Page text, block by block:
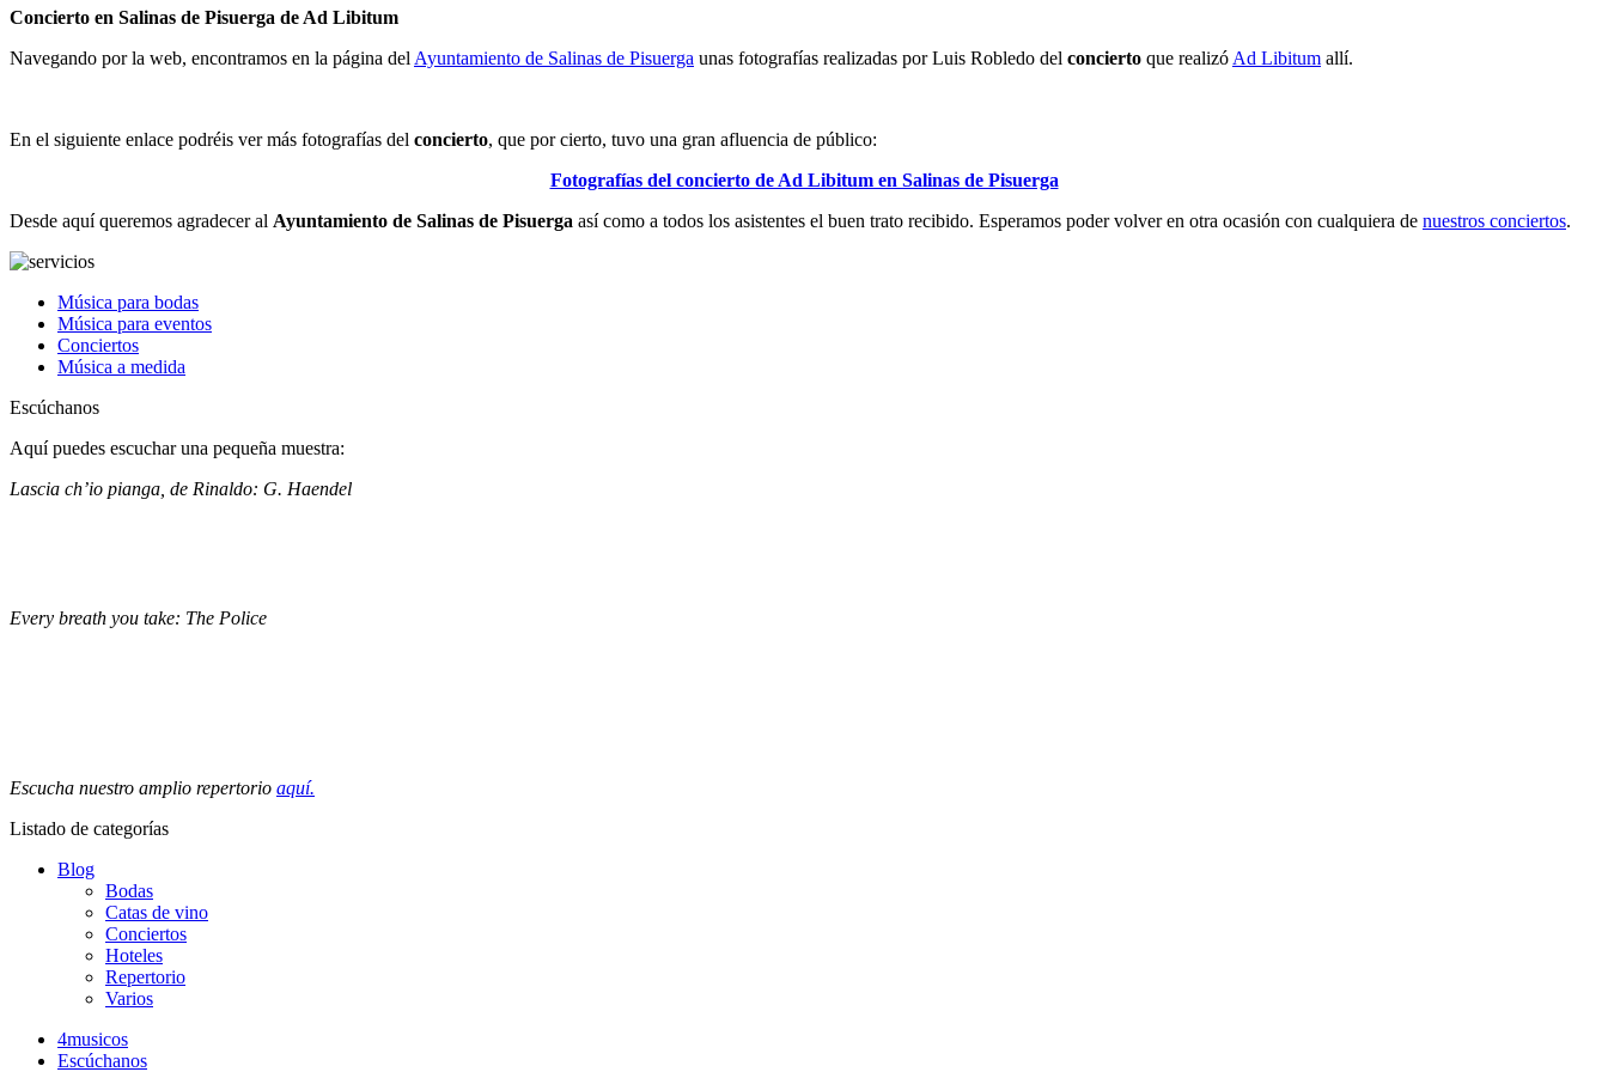
Concierto en Salinas de Pisuerga de Ad Libitum
Navegando por la web, encontramos en la página del Ayuntamiento de Salinas de Pisuerga unas fotografías realizadas por Luis Robledo del concierto que realizó Ad Libitum allí.
En el siguiente enlace podréis ver más fotografías del concierto, que por cierto, tuvo una gran afluencia de público:
Fotografías del concierto de Ad Libitum en Salinas de Pisuerga
Desde aquí queremos agradecer al Ayuntamiento de Salinas de Pisuerga así como a todos los asistentes el buen trato recibido. Esperamos poder volver en otra ocasión con cualquiera de nuestros conciertos.
Música para bodas
Música para eventos
Conciertos
Música a medida
Escúchanos
Aquí puedes escuchar una pequeña muestra:
Lascia ch’io pianga, de Rinaldo: G. Haendel
Every breath you take: The Police
Escucha nuestro amplio repertorio aquí.
Listado de categorías
Blog
Bodas
Catas de vino
Conciertos
Hoteles
Repertorio
Varios
4musicos
Escúchanos